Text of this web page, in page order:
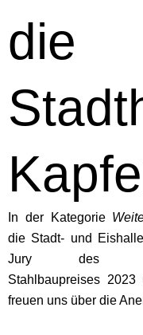
die
In der Kategorie
die Stadt- und
Jury des
Stahlbaupreises 2023
freuen uns über die